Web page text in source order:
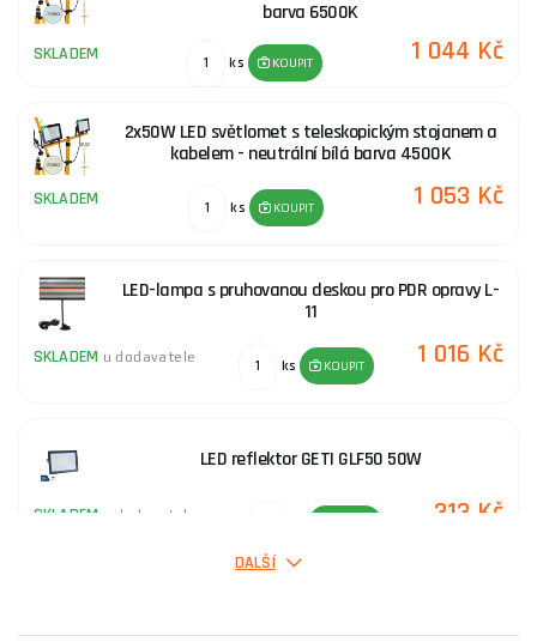
barva 6500K
SKLADEM ks KOUPIT 1 044 Kč
2x50W LED světlomet s teleskopickým stojanem a
kabelem - neutrální bílá barva 4500K
SKLADEM ks KOUPIT 1 053 Kč
LED-lampa s pruhovanou deskou pro PDR opravy L-
11
SKLADEM u dodavatele ks KOUPIT 1 016 Kč
LED reflektor GETI GLF50 50W
SKLADEM u dodavatele 313 Kč
DALŠÍ